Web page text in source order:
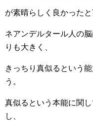
が素晴らしく良かったと
ネアンデルタール人の
りも大きく、
きっちり真似るという
う。
真似るという本能に関
し、